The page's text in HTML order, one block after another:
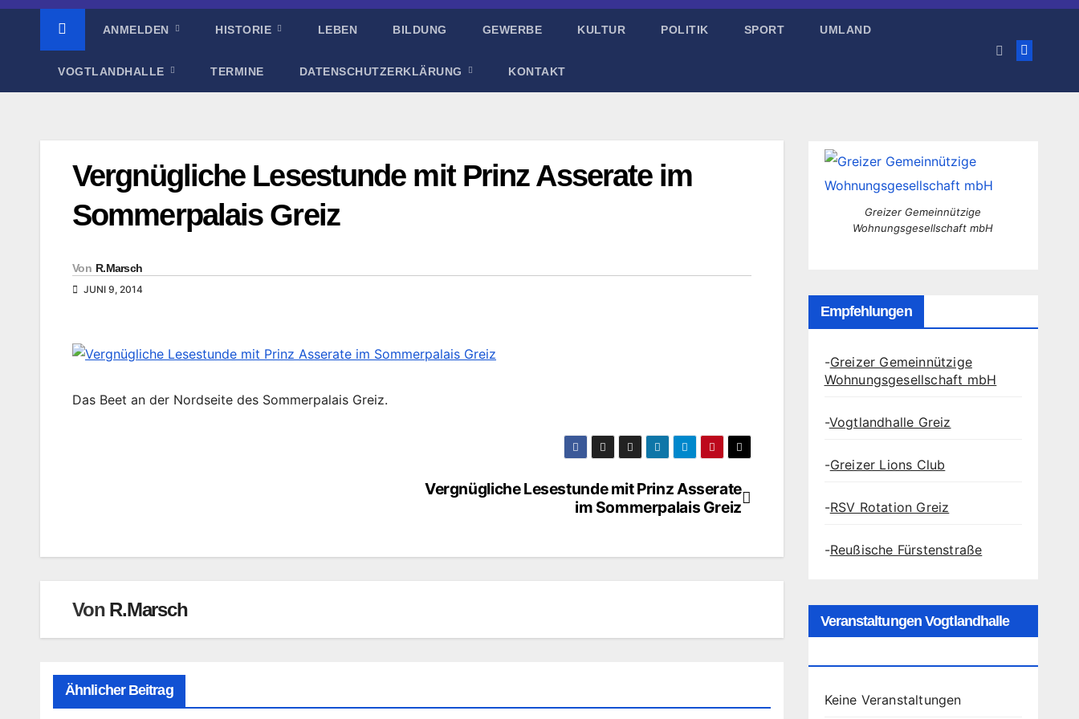
ANMELDEN HISTORIE LEBEN BILDUNG GEWERBE KULTUR POLITIK SPORT UMLAND
VOGTLANDHALLE TERMINE DATENSCHUTZERKLÄRUNG KONTAKT
Vergnügliche Lesestunde mit Prinz Asserate im
Sommerpalais Greiz
Von R.Marsch
JUNI 9, 2014
Das Beet an der Nordseite des Sommerpalais Greiz.
Vergnügliche Lesestunde mit Prinz Asserate
im Sommerpalais Greiz
Von R.Marsch
Ähnlicher Beitrag
Greizer Gemeinnützige
Wohnungsgesellschaft mbH
Empfehlungen
-Greizer Gemeinnützige
Wohnungsgesellschaft mbH
-Vogtlandhalle Greiz
-Greizer Lions Club
-RSV Rotation Greiz
-Reußische Fürstenstraße
Veranstaltungen Vogtlandhalle
Keine Veranstaltungen